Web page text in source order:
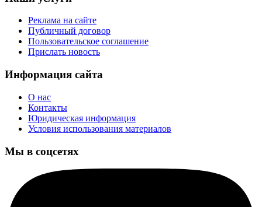
Реклама на сайте
Публичный договор
Пользовательское соглашение
Прислать новость
Информация сайта
О нас
Контакты
Юридическая информация
Условия использования материалов
Мы в соцсетях